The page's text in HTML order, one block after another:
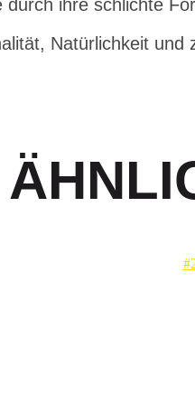
ihre schlichte
Natürlichkeit